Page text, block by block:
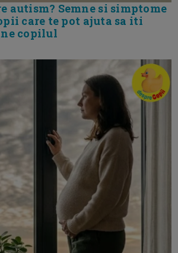
autism? Semne si simptome
care te pot ajuta sa iti
copilul